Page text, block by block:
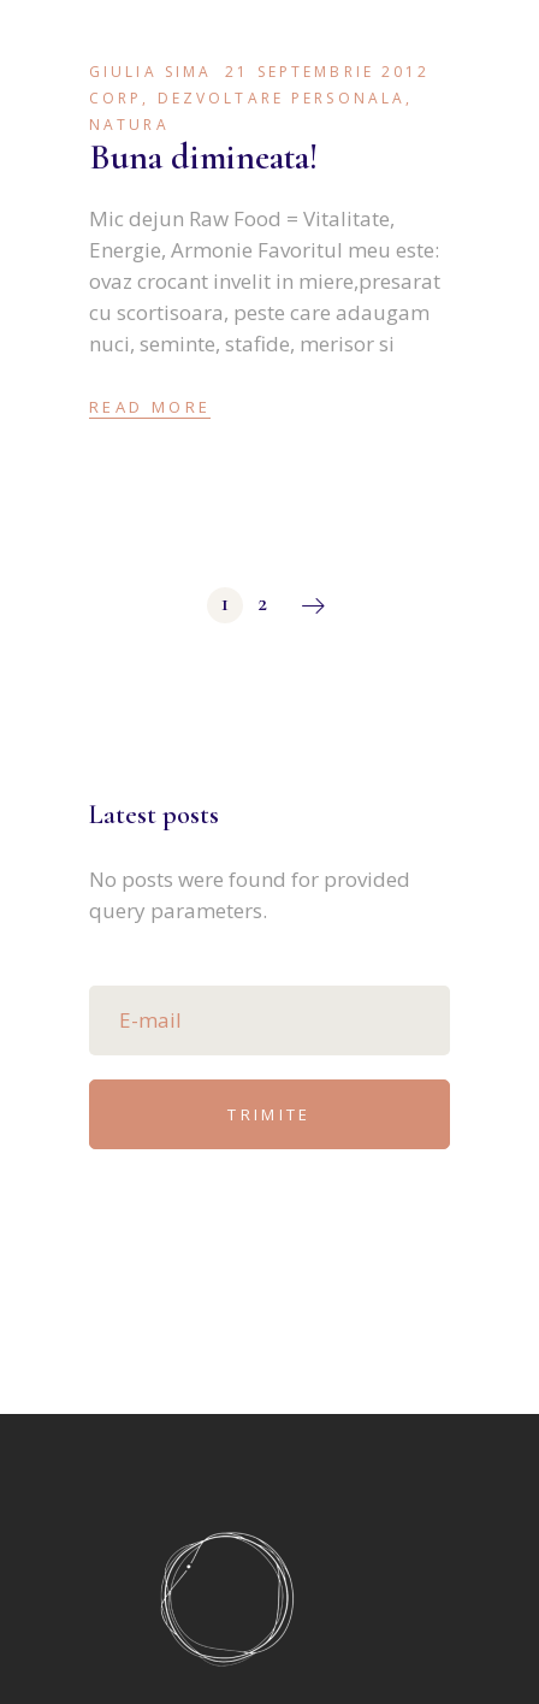
GIULIA SIMA
21 SEPTEMBRIE 2012
CORP , DEZVOLTARE PERSONALA ,
NATURA
Buna dimineata!
Mic dejun Raw Food = Vitalitate,
Energie, Armonie Favoritul meu este:
ovaz crocant invelit in miere,presarat
cu scortisoara, peste care adaugam
nuci, seminte, stafide, merisor si
READ MORE
Paginație
1 2
Latest posts
No posts were found for provided
query parameters.
TRIMITE